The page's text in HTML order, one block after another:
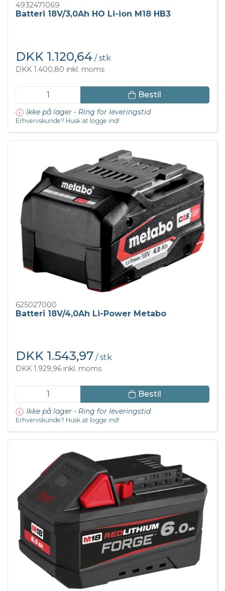
4932471069
Batteri 18V/3,0Ah HO Li-ion M18 HB3
DKK 1.120,64 / stk
DKK 1.400,80 inkl. moms
Bestil
Ikke på lager - Ring for leveringstid
Erhvervskunde? Husk at logge ind!
625027000
Batteri 18V/4,0Ah Li-Power Metabo
DKK 1.543,97 / stk
DKK 1.929,96 inkl. moms
Bestil
Ikke på lager - Ring for leveringstid
Erhvervskunde? Husk at logge ind!